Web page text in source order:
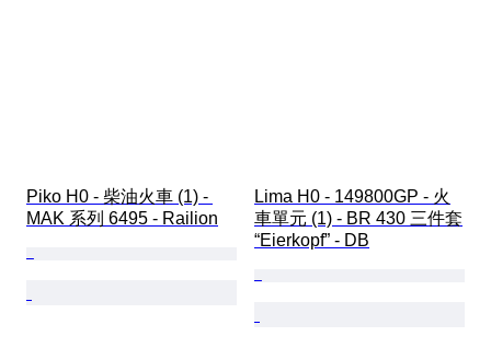
Piko H0 - 柴油火車 (1) -
MAK 系列 6495 - Railion
Lima H0 - 149800GP - 火
車單元 (1) - BR 430 三件套
“Eierkopf” - DB